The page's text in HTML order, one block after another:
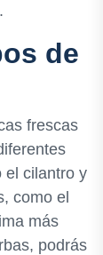
de
frescas
el cilantro y
como el
más
podrás